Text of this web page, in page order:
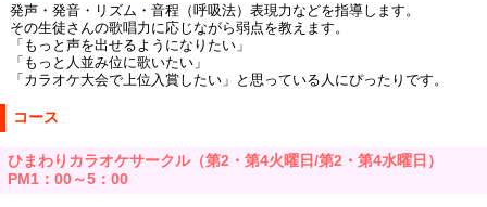
発声・発音・リズム・音程（呼吸法）表現力などを指導します。
その生徒さんの歌唱力に応じながら弱点を教えます。
「もっと声を出せるようになりたい」
「もっと人並み位に歌いたい」
「カラオケ大会で上位入賞したい」と思っている人にぴったりです。
コース
ひまわりカラオケサークル（第2・第4火曜日/第2・第4水曜日）
PM1：00～5：00